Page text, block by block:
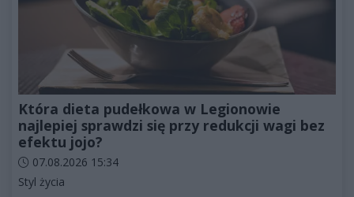
Która dieta pudełkowa w Legionowie
najlepiej sprawdzi się przy redukcji wagi bez
efektu jojo?
Data dodania artykułu:
07.08.2026 15:34
Kategorie artykułu:
Styl życia